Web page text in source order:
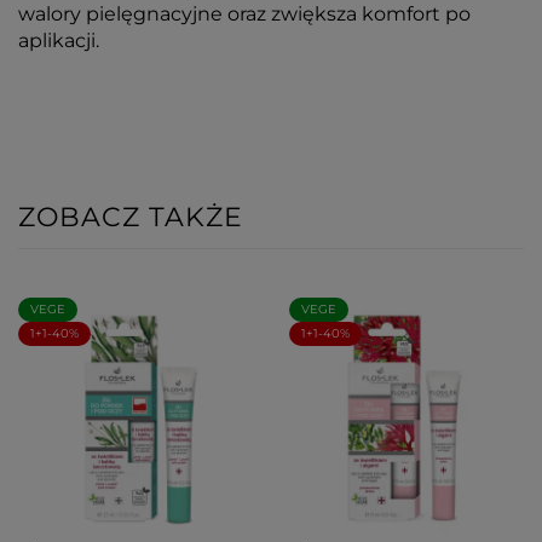
walory pielęgnacyjne oraz zwiększa komfort po
aplikacji.
ZOBACZ TAKŻE
VEGE
1+1-40%
VEGE
1+1-40%